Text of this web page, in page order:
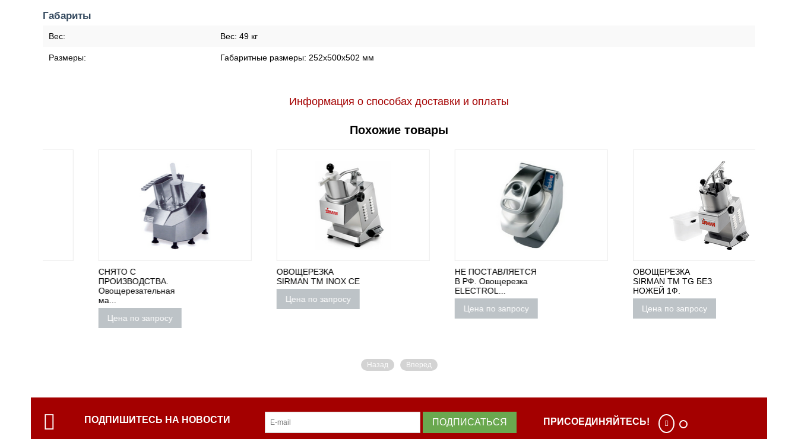
Габариты
Вес: Вес: 49 кг
Размеры: Габаритные размеры: 252х500х502 мм
Информация о способах доставки и оплаты
Похожие товары
ПРОИЗВОДСТВА.
Овощерезательная
Цена по запросу
ОВОЩЕРЕЗКА
SIRMAN ТМ INOX CE
Цена по запросу
НЕ ПОСТАВЛЯЕТСЯ
В РФ. Овощерезка
ELECTROL...
Цена по запросу
ОВОЩЕРЕЗКА
SIRMAN TM TG БЕЗ
НОЖЕЙ 1Ф.
Цена по запросу
Назад Вперед
ПОДПИШИТЕСЬ НА НОВОСТИ ПОДПИСАТЬСЯ ПРИСОЕДИНЯЙТЕСЬ!